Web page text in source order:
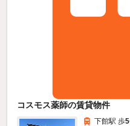
コスモス薬師の賃貸物件
下館駅 歩5